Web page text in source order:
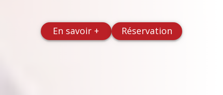
En savoir + Réservation